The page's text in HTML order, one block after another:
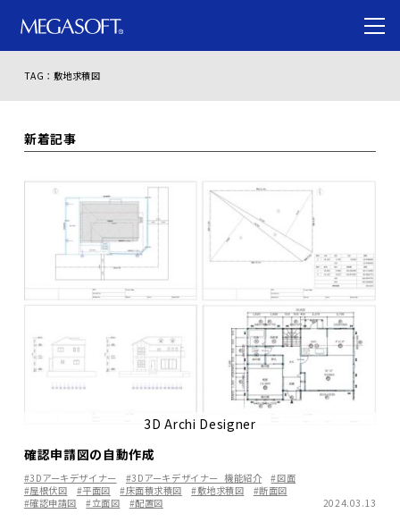
TAG：敷地求積図
新着記事
3D Archi Designer
確認申請図の自動作成
#3Dアーキデザイナー #3Dアーキデザイナー_機能紹介
#図面
#屋根伏図
#平面図 #床面積求積図 #敷地求積図
#断面図
#確認申請図
#立面図 #配置図 2024.03.13